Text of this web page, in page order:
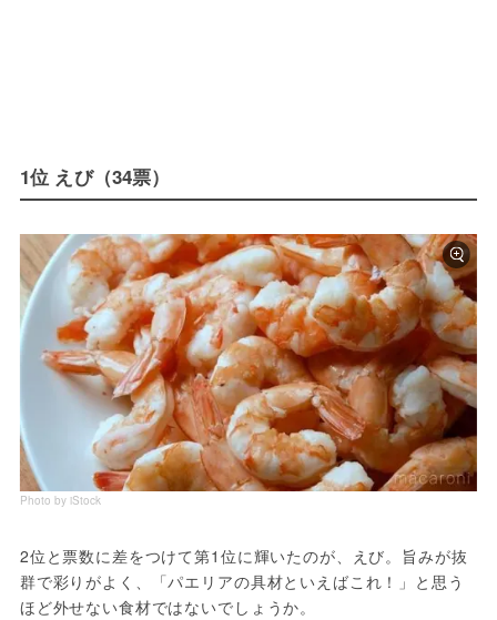
1位 えび（34票）
Photo by iStock
2位と票数に差をつけて第1位に輝いたのが、えび。旨みが抜
群で彩りがよく、「パエリアの具材といえばこれ！」と思う
ほど外せない食材ではないでしょうか。